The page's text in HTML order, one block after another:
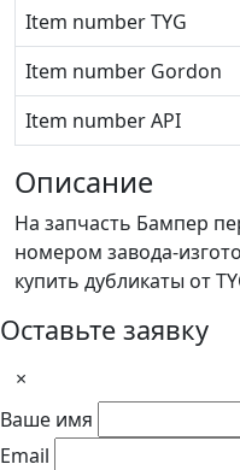
Item number TYG
Item number Gordon
Item number API
Описание
На запчасть Бампер
номером завода-
купить дубликаты от
Оставьте заявку
×
Ваше имя
Email